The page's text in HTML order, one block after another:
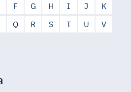
F G H I J
K
Q R S T U
V